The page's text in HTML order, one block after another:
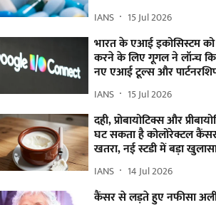
IANS 15 Jul 2026
भारत के एआई इकोसिस्टम को
करने के लिए गूगल ने लॉन्च
नए एआई टूल्स और
IANS 15 Jul 2026
दही, प्रोबायोटिक्स और
घट सकता है कोलोरेक्टल
खतरा, नई स्टडी में बड़ा
IANS 14 Jul 2026
कैंसर से लड़ते हुए नफीसा